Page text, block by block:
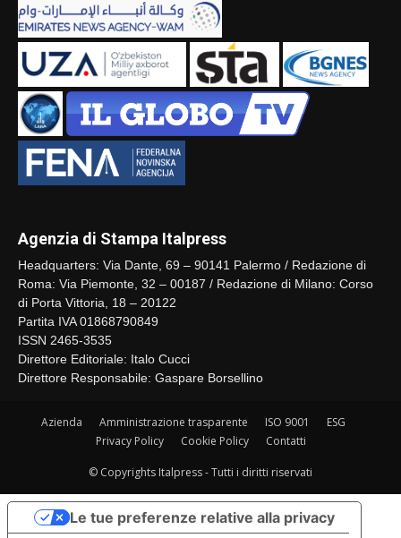
Agenzia di Stampa Italpress
Headquarters: Via Dante, 69 – 90141 Palermo / Redazione di
Roma: Via Piemonte, 32 – 00187 / Redazione di Milano: Corso
di Porta Vittoria, 18 – 20122
Partita IVA 01868790849
ISSN 2465-3535
Direttore Editoriale: Italo Cucci
Direttore Responsabile: Gaspare Borsellino
Azienda Amministrazione trasparente ISO 9001
ESG
Privacy Policy
Cookie Policy Contatti
© Copyrights Italpress - Tutti i diritti riservati
Le tue preferenze relative alla privacy